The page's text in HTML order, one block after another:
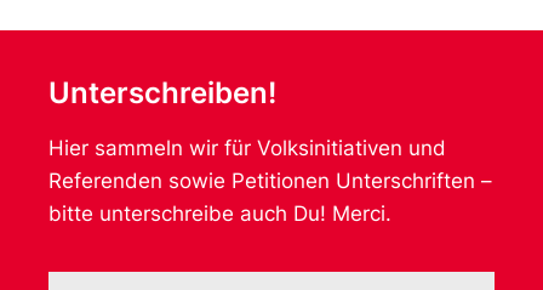
Unterschreiben!
Hier sammeln wir für Volksinitiativen und
Referenden sowie Petitionen Unterschriften –
bitte unterschreibe auch Du! Merci.